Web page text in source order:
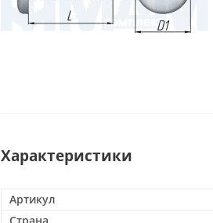
Характеристики
Артикул